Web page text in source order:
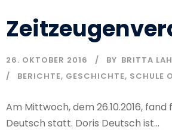
26. OKTOBER 2016 BY BRITTA
BERICHTE, GESCHICHTE, SCHULE
Am Mittwoch, dem 26.10.2016,
Deutsch statt. Doris Deutsch ist...